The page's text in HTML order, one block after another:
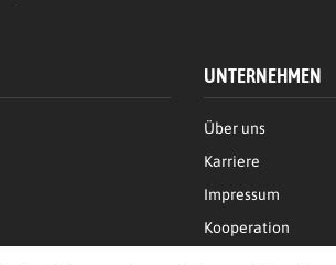
UNTERNEHMEN
Über uns
Karriere
Impressum
Kooperation